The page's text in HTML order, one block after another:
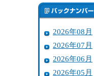
2026年08月
2026年07月
2026年06月
2026年05月